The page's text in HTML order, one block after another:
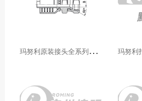
玛
努利原装接头全系列型号解析：广州客户选型必备指南